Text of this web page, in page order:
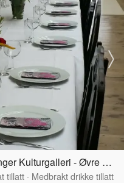
Hardanger Kulturgalleri - Hardanger Kulturgalleri - Øvre del
tillatt · Medbrakt drikke tillatt